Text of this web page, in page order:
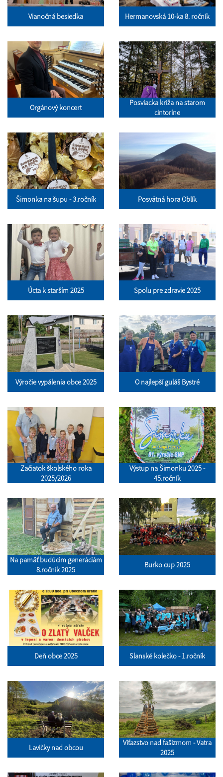
Vianočná besiedka Hermanovská 10-ka 8. ročník
Orgánový koncert
Posviacka kríža na starom
cintoríne
Šimonka na šupu - 3.ročník Posvätná hora Oblík
Úcta k starším 2025 Spolu pre zdravie 2025
Výročie vypálenia obce 2025 O najlepší guláš Bystré
Začiatok školského roka
2025/2026
Výstup na Šimonku 2025 -
45.ročník
Na pamäť budúcim generáciám
8.ročník 2025
Burko cup 2025
Deň obce 2025 Slanské kolečko - 1.ročník
Lavičky nad obcou
Víťazstvo nad fašizmom - Vatra
2025